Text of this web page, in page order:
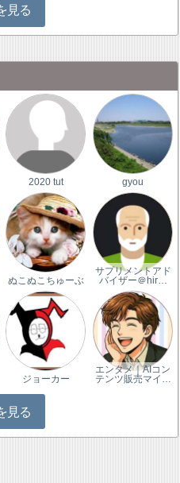
見る
2020 tut gyou
ぬこぬこちゅーぶ
サプリメントアド
バイザー＠hir…
ジョーカー
エンタメ｜AIコン
テンツ販売マイ…
見る